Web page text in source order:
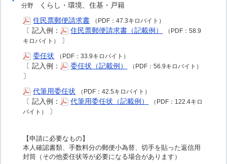
分野
くらし・環境、住基・戸籍
住民票郵便請求書
（PDF：47.3キロバイト）
〔記入例： 住民票郵便請求書（記載例）
（PDF：58.9
キロバイト）
〕
委任状
（PDF：33.9キロバイト）
〔記入例： 委任状（記載例） （PDF：56.9キロバイト）
〕
代筆用委任状
（PDF：42.5キロバイト）
〔記入例： 代筆用委任状（記載例）
（PDF：122.4キロ
バイト）
〕
【申請に必要なもの】
本人確認書類、手数料分の郵便小為替、切手を貼った返信用
封筒（その他委任状等が必要になる場合があります）